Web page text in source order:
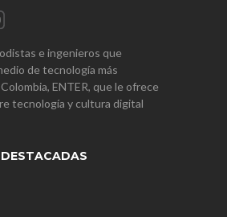
e ingenieros que
de tecnología más
ENTER, que le ofrece
tecnología y cultura digital